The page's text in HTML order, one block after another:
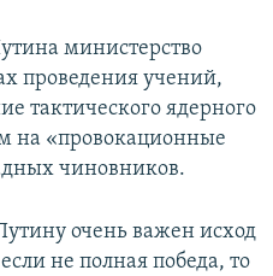
министерство
проведения учений,
тактического ядерного
на «провокационные
чиновников.
очень важен исход
не полная победа, то